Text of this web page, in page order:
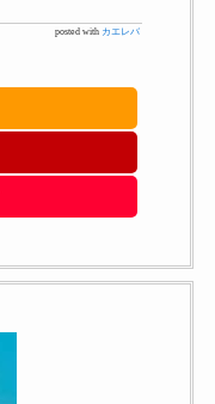
posted with カエレバ